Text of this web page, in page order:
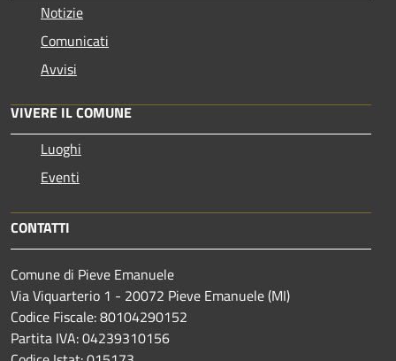
Notizie
Comunicati
Avvisi
VIVERE IL COMUNE
Luoghi
Eventi
CONTATTI
Comune di Pieve Emanuele
Via Viquarterio 1 - 20072 Pieve Emanuele (MI)
Codice Fiscale: 80104290152
Partita IVA: 04239310156